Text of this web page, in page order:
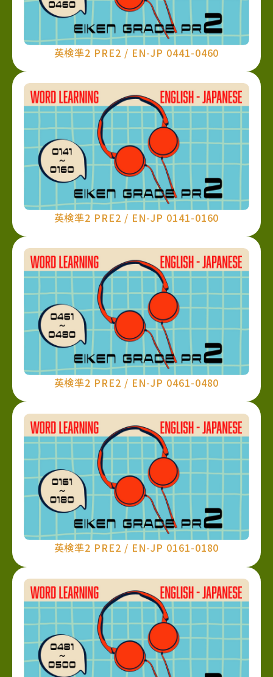
英検準2 PRE2 / EN-JP 0441-0460
英検準2 PRE2 / EN-JP 0141-0160
英検準2 PRE2 / EN-JP 0461-0480
英検準2 PRE2 / EN-JP 0161-0180